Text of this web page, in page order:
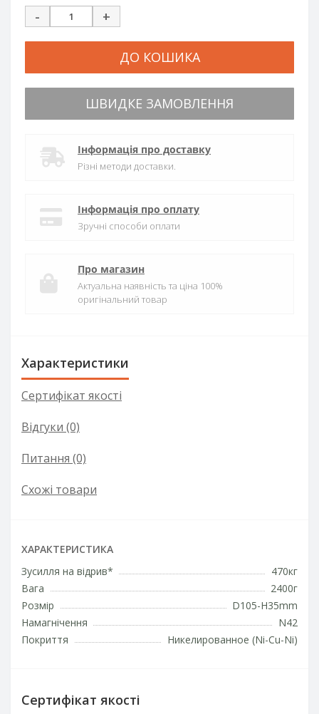
- +
ДО КОШИКА
ШВИДКЕ ЗАМОВЛЕННЯ
Інформація про доставку
Різні методи доставки.
Інформація про оплату
Зручні способи оплати
Про магазин
Актуальна наявність та ціна 100%
оригінальний товар
Характеристики
Сертифікат якості
Відгуки (0)
Питання (0)
Схожі товари
ХАРАКТЕРИСТИКА
Зусилля на відрив*
470кг
Вага
2400г
Розмір
D105-H35mm
Намагнічення
N42
Покриття
Никелированное (Ni-Cu-Ni)
Сертифікат якості